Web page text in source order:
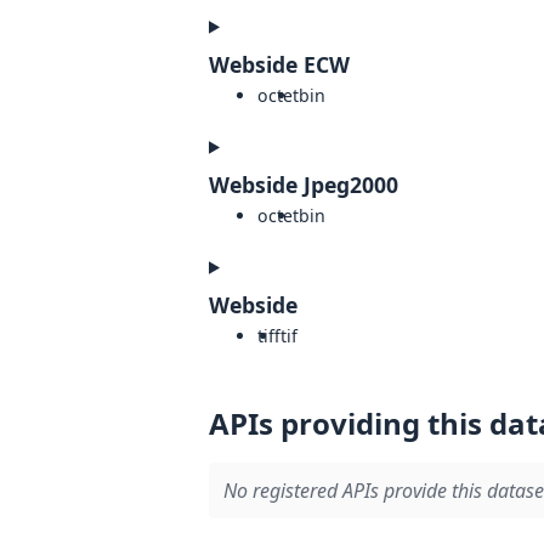
Webside ECW
octetbin
Webside Jpeg2000
octetbin
Webside
tifftif
APIs providing this
No registered APIs provide this